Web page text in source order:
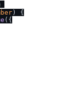
) {
({